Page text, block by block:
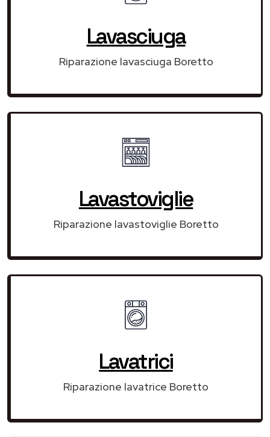
Lavasciuga
Riparazione lavasciuga Boretto
Lavastoviglie
Riparazione lavastoviglie Boretto
Lavatrici
Riparazione lavatrice Boretto